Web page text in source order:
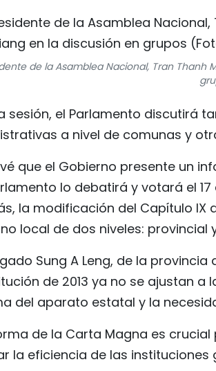
de la Asamblea Nacional, Tran
sesión, el Parlamento discutirá
a nivel de comunas y
que el Gobierno presente un
lo debatirá y votará el
la modificación del Capítulo
local de dos niveles: provincial
Sung A Leng, de la
de 2013 ya no se ajustan
del aparato estatal y la
de la Carta Magna es
la eficiencia de las instituciones